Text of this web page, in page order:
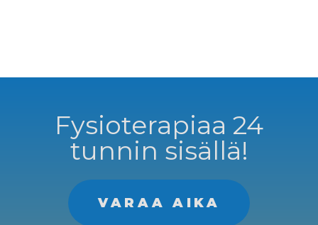
Fysioterapiaa 24
tunnin sisällä!
VARAA AIKA